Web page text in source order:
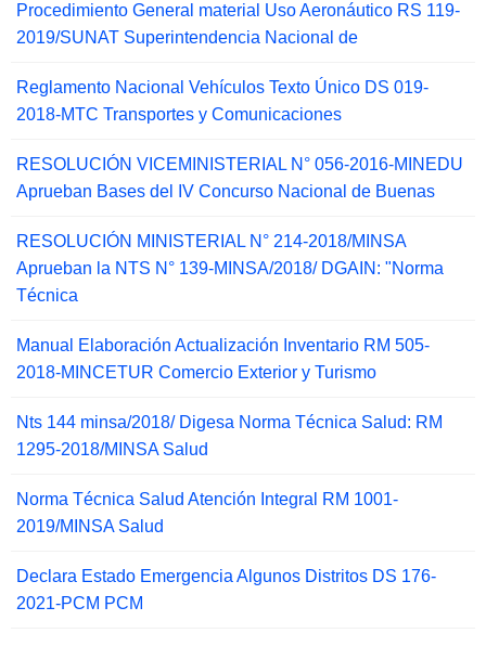
Procedimiento General material Uso Aeronáutico RS 119-
2019/SUNAT Superintendencia Nacional de
Reglamento Nacional Vehículos Texto Único DS 019-
2018-MTC Transportes y Comunicaciones
RESOLUCIÓN VICEMINISTERIAL N° 056-2016-MINEDU
Aprueban Bases del IV Concurso Nacional de Buenas
RESOLUCIÓN MINISTERIAL N° 214-2018/MINSA
Aprueban la NTS N° 139-MINSA/2018/ DGAIN: "Norma
Técnica
Manual Elaboración Actualización Inventario RM 505-
2018-MINCETUR Comercio Exterior y Turismo
Nts 144 minsa/2018/ Digesa Norma Técnica Salud: RM
1295-2018/MINSA Salud
Norma Técnica Salud Atención Integral RM 1001-
2019/MINSA Salud
Declara Estado Emergencia Algunos Distritos DS 176-
2021-PCM PCM